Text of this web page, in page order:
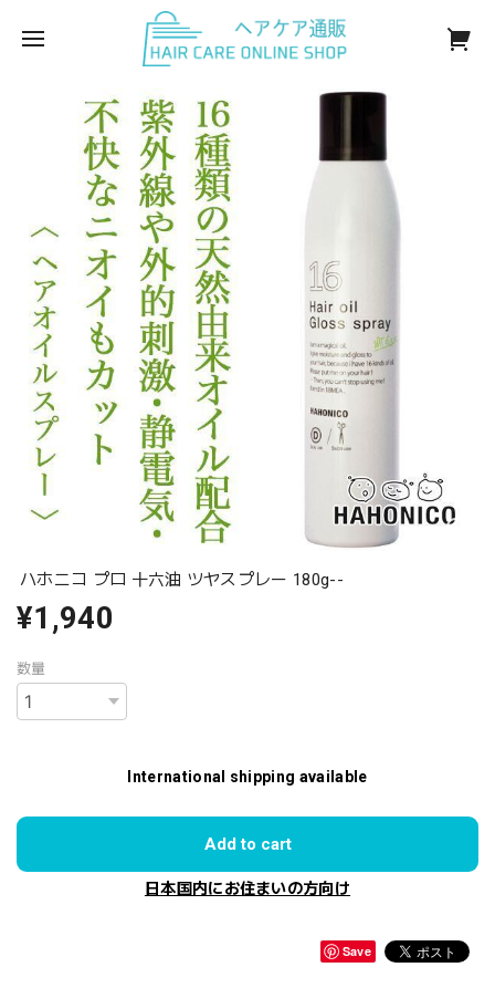
ハホニコ プロ 十六油 ツヤスプレー 180g--
¥1,940
数量
International shipping available
Add to cart
日本国内にお住まいの方向け
Save